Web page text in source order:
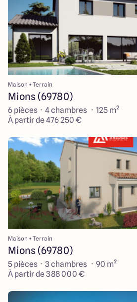
Maison + Terrain
Mions (69780)
6 pièces · 4 chambres · 125 m²
À partir de 476 250 €
Maison + Terrain
Mions (69780)
5 pièces · 3 chambres · 90 m²
À partir de 388 000 €